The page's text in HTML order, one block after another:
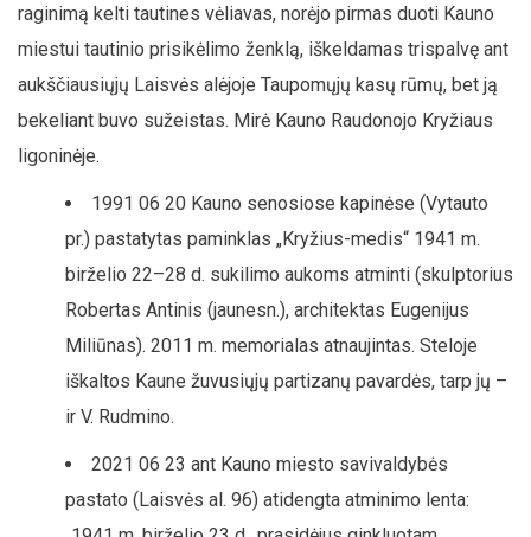
raginimą kelti tautines vėliavas, norėjo pirmas duoti Kauno
miestui tautinio prisikėlimo ženklą, iškeldamas trispalvę ant
aukščiausiųjų Laisvės alėjoje Taupomųjų kasų rūmų, bet ją
bekeliant buvo sužeistas. Mirė Kauno Raudonojo Kryžiaus
ligoninėje.
1991 06 20 Kauno senosiose kapinėse (Vytauto
pr.) pastatytas paminklas „Kryžius-medis“ 1941 m.
birželio 22–28 d. sukilimo aukoms atminti (skulptorius
Robertas Antinis (jaunesn.), architektas Eugenijus
Miliūnas). 2011 m. memorialas atnaujintas. Steloje
iškaltos Kaune žuvusiųjų partizanų pavardės, tarp jų –
ir V. Rudmino.
2021 06 23 ant Kauno miesto savivaldybės
pastato (Laisvės al. 96) atidengta atminimo lenta: